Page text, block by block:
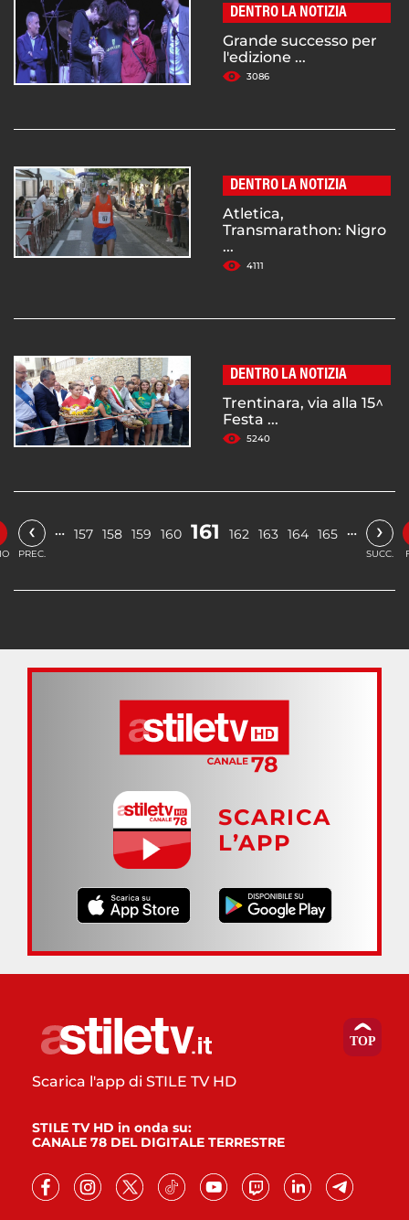
DENTRO LA NOTIZIA
Grande successo per
l'edizione ...
3086
DENTRO LA NOTIZIA
Atletica,
Transmarathon: Nigro
...
4111
DENTRO LA NOTIZIA
Trentinara, via alla 15^
Festa ...
5240
‹
PREC.
… 157 158 159 160 161 162 163 164 165 … ›
SUCC.
SCARICA
L’APP
Scarica l'app di STILE TV HD
STILE TV HD in onda su:
CANALE 78 DEL DIGITALE TERRESTRE